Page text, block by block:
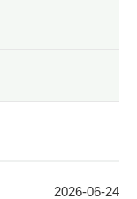
2026-06-24